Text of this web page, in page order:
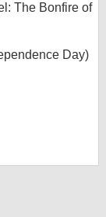
The Bonfire of
Day)